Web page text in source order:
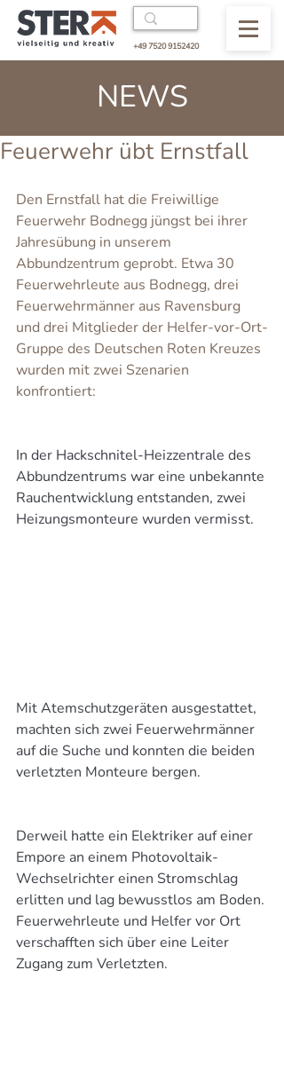
+49 7520 9152420
NEWS
Feuerwehr übt Ernstfall
Den Ernstfall hat die Freiwillige
Feuerwehr Bodnegg jüngst bei ihrer
Jahresübung in unserem
Abbundzentrum geprobt. Etwa 30
Feuerwehrleute aus Bodnegg, drei
Feuerwehrmänner aus Ravensburg
und drei Mitglieder der Helfer-vor-Ort-
Gruppe des Deutschen Roten Kreuzes
wurden mit zwei Szenarien
konfrontiert:
In der Hackschnitel-Heizzentrale des
Abbundzentrums war eine unbekannte
Rauchentwicklung entstanden, zwei
Heizungsmonteure wurden vermisst.
Mit Atemschutzgeräten ausgestattet,
machten sich zwei Feuerwehrmänner
auf die Suche und konnten die beiden
verletzten Monteure bergen.
Derweil hatte ein Elektriker auf einer
Empore an einem Photovoltaik-
Wechselrichter einen Stromschlag
erlitten und lag bewusstlos am Boden.
Feuerwehrleute und Helfer vor Ort
verschafften sich über eine Leiter
Zugang zum Verletzten.